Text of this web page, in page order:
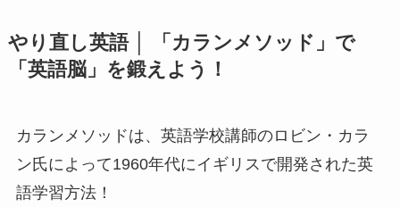
やり直し英語 │ 「カランメソッド」で
「英語脳」を鍛えよう！
カランメソッドは、英語学校講師のロビン・カラ
ン氏によって1960年代にイギリスで開発された英
語学習方法！